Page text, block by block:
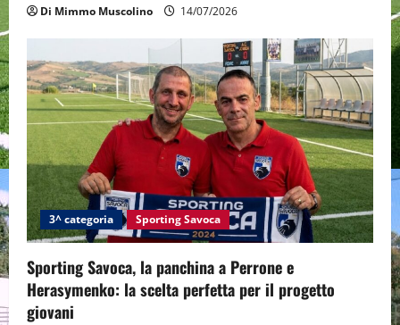
Di Mimmo Muscolino 14/07/2026
3^ categoria Sporting Savoca
Sporting Savoca, la panchina a Perrone e
Herasymenko: la scelta perfetta per il progetto
giovani